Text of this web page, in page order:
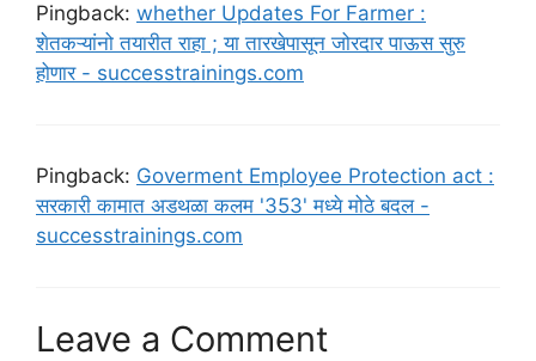
Pingback: whether Updates For Farmer :
शेतकऱ्यांनो तयारीत राहा ; या तारखेपासून जोरदार पाऊस सुरु
होणार - successtrainings.com
Pingback: Goverment Employee Protection act :
सरकारी कामात अडथळा कलम '353' मध्ये मोठे बदल -
successtrainings.com
Leave a Comment